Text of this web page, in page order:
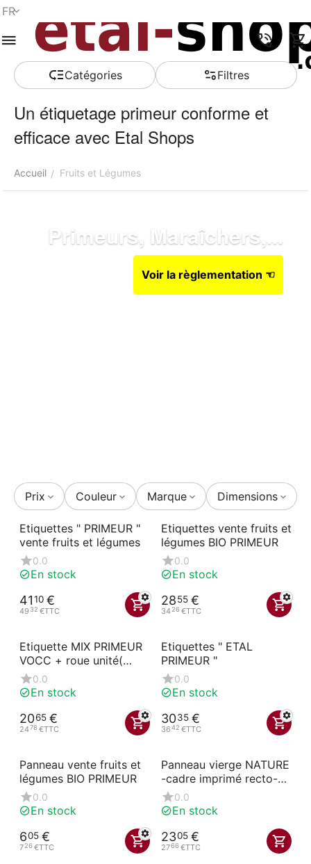
FR
Сatégories Filtres
Un étiquetage primeur conforme et
efficace avec Etal Shops
Accueil / Fruits et Légumes
Primeurs, Maraîchers,...
Voir la règlementation ☜
Prix Couleur Marque Dimensions
Etiquettes " PRIMEUR "
vente fruits et légumes
0.0
En stock
4110 €
49 32 €TTC
Etiquettes vente fruits et
légumes BIO PRIMEUR
0.0
En stock
2855 €
3426 €TTC
Etiquette MIX PRIMEUR
VOCC + roue unité(
sachet de 10 unités)
0.0
En stock
2065 €
2478 €TTC
Etiquettes " ETAL
PRIMEUR "
0.0
En stock
3035 €
3642 €TTC
Panneau vente fruits et
légumes BIO PRIMEUR
0.0
En stock
605 €
726 €TTC
Panneau vierge NATURE
-cadre imprimé recto-
44x70 cm
0.0
En stock
2305 €
2766 €TTC
Menu Recherche
rapide
Panier Liste de
souhaits
Comparer Compte